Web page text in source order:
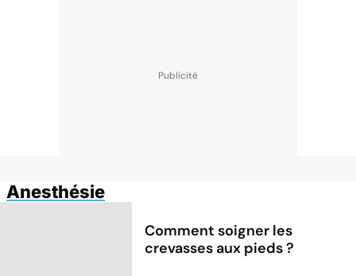
Anesthésie
Comment soigner les
crevasses aux pieds ?